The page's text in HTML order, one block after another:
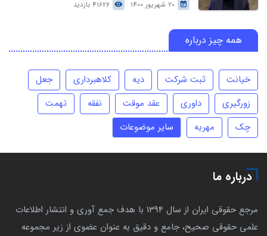
20 شهریور 1400 41626 بازدید
همه چیز درباره
خیانت ثبت شرکت دیه کلاهبرداری
جعل
زورگیری
داوری عقد موقت نفقه
تهمت
چک
مهریه سایر موضوعات
درباره ما
مرجع حقوقی ایران از سال 1394 با هدف جمع آوری و انتشار اطلاعات
علمی حقوقی صحیح، جامع و دقیق به عنوان عضوی از زیر مجموعه